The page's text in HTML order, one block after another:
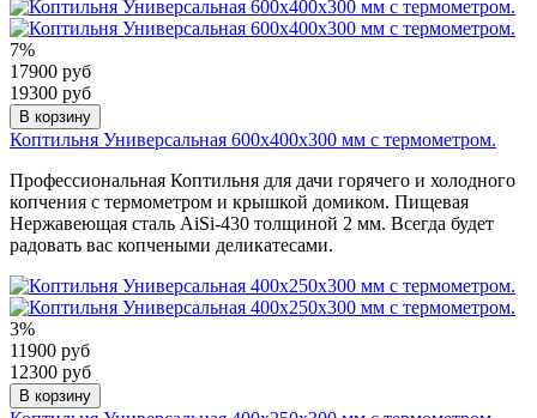
7%
17900 руб
19300 руб
В корзину
Коптильня Универсальная 600х400х300 мм с термометром.
Профессиональная Коптильня для дачи горячего и холодного
копчения с термометром и крышкой домиком. Пищевая
Нержавеющая сталь AiSi-430 толщиной 2 мм. Всегда будет
радовать вас копчеными деликатесами.
3%
11900 руб
12300 руб
В корзину